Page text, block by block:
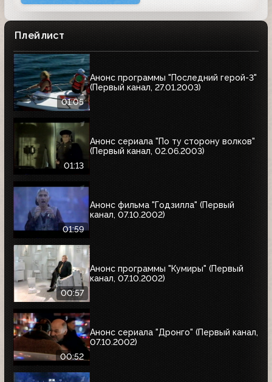
Плейлист
01:05
Анонс программы "Последний герой-3"
(Первый канал, 27.01.2003)
01:13
Анонс сериала "По ту сторону волков"
(Первый канал, 02.06.2003)
01:59
Анонс фильма "Годзилла" (Первый
канал, 07.10.2002)
00:57
Анонс программы "Кумиры" (Первый
канал, 07.10.2002)
00:52
Анонс сериала "Дронго" (Первый канал,
07.10.2002)